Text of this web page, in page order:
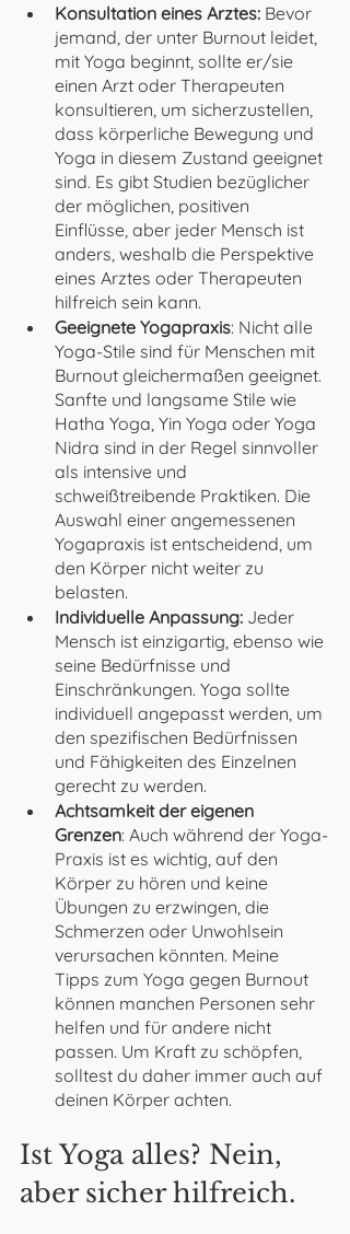
Konsultation eines Arztes: Bevor
jemand, der unter Burnout leidet,
mit Yoga beginnt, sollte er/sie
einen Arzt oder Therapeuten
konsultieren, um sicherzustellen,
dass körperliche Bewegung und
Yoga in diesem Zustand geeignet
sind. Es gibt Studien bezüglicher
der möglichen, positiven
Einflüsse, aber jeder Mensch ist
anders, weshalb die Perspektive
eines Arztes oder Therapeuten
hilfreich sein kann.
Geeignete Yogapraxis: Nicht alle
Yoga-Stile sind für Menschen mit
Burnout gleichermaßen geeignet.
Sanfte und langsame Stile wie
Hatha Yoga, Yin Yoga oder Yoga
Nidra sind in der Regel sinnvoller
als intensive und
schweißtreibende Praktiken. Die
Auswahl einer angemessenen
Yogapraxis ist entscheidend, um
den Körper nicht weiter zu
belasten.
Individuelle Anpassung: Jeder
Mensch ist einzigartig, ebenso wie
seine Bedürfnisse und
Einschränkungen. Yoga sollte
individuell angepasst werden, um
den spezifischen Bedürfnissen
und Fähigkeiten des Einzelnen
gerecht zu werden.
Achtsamkeit der eigenen
Grenzen: Auch während der Yoga-
Praxis ist es wichtig, auf den
Körper zu hören und keine
Übungen zu erzwingen, die
Schmerzen oder Unwohlsein
verursachen könnten. Meine
Tipps zum Yoga gegen Burnout
können manchen Personen sehr
helfen und für andere nicht
passen. Um Kraft zu schöpfen,
solltest du daher immer auch auf
deinen Körper achten.
Ist Yoga alles? Nein,
aber sicher hilfreich.